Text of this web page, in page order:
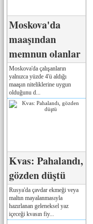
Moskova'da
maaşından
memnun olanlar
Moskova'da çalışanların
yalnızca yüzde 4'ü aldığı
maaşın niteliklerine uygun
olduğunu d...
Kvas: Pahalandı,
gözden düştü
Rusya'da çavdar ekmeği veya
maltın mayalanmasıyla
hazırlanan geleneksel yaz
içeceği kvasın fiy...